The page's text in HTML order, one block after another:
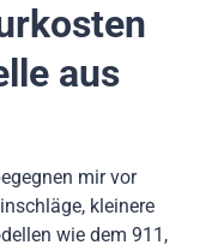
aus
mir vor
kleinere
wie dem 911,